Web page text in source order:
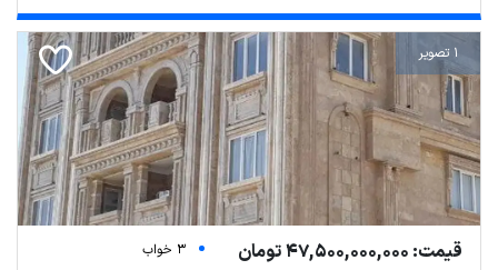
1 تصویر
قیمت: 47,500,000,000 تومان
3 خواب